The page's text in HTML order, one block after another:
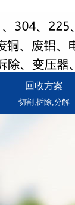
回收方案
切割,拆除,分解